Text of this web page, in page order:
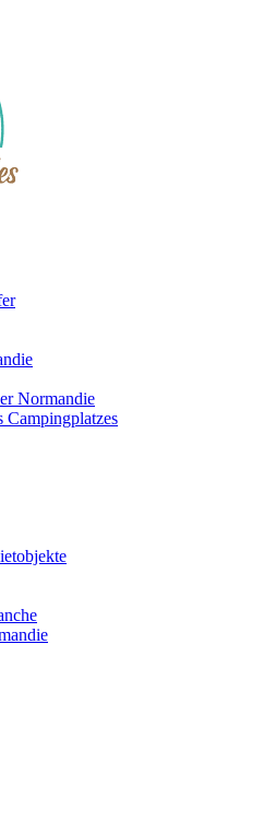
Normandie
Campingplatzes